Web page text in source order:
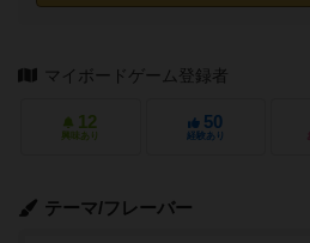
マイボードゲーム登録者
12
興味あり
50
経験あり
テーマ/フレーバー